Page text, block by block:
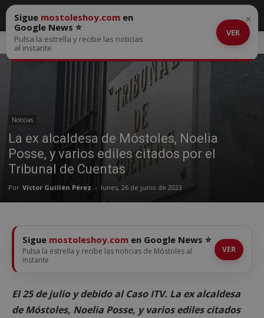
Inicio Noticias
Noticias
La ex alcaldesa de Móstoles, Noelia
Posse, y varios ediles citados por el
Tribunal de Cuentas
Por Víctor Guillén Pérez - lunes, 26 de junio de 2023
Sigue mostoleshoy.com en
Google News ⭐
Pulsa la estrella y recibe las noticias
al instante
VER
×
Sigue mostoleshoy.com en Google News ⭐
Pulsa la estrella y recibe las noticias de Móstoles al
instante
VER
El 25 de julio y debido al Caso ITV. La ex alcaldesa
de Móstoles, Noelia Posse, y varios ediles citados